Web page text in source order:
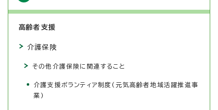
高齢者支援
介護保険
その他介護保険に関連すること
介護支援ボランティア制度(元気高齢者地域活躍推進事
業)